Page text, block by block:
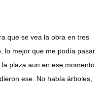
que se vea la obra en tres
lo mejor que me podía pasar
plaza aun en ese momento.
ese. No había árboles,